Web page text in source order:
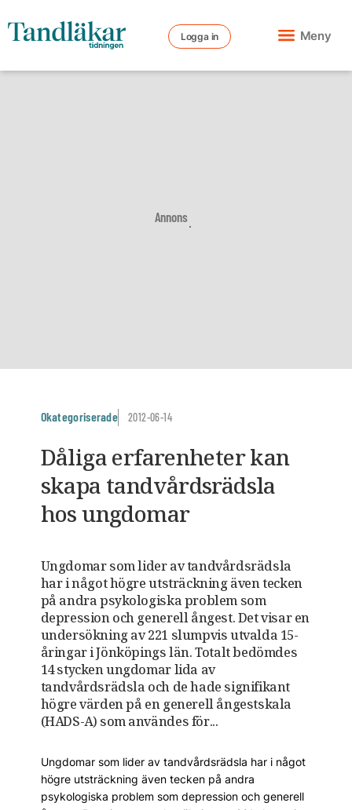
Logga in Meny
Annons
Okategoriserade 2012-06-14
Dåliga erfarenheter kan
skapa tandvårdsrädsla
hos ungdomar
Ungdomar som lider av tandvårdsrädsla
har i något högre utsträckning även tecken
på andra psykologiska problem som
depression och generell ångest. Det visar en
undersökning av 221 slumpvis utvalda 15-
åringar i Jönköpings län. Totalt bedömdes
14 stycken ungdomar lida av
tandvårdsrädsla och de hade signifikant
högre värden på en generell ångestskala
(HADS-A) som användes för...
Ungdomar som lider av tandvårdsrädsla har i något
högre utsträckning även tecken på andra
psykologiska problem som depression och generell